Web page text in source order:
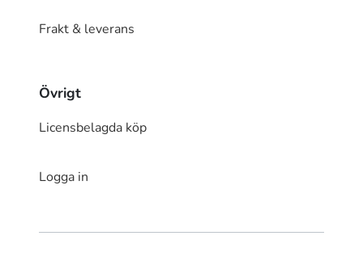
Frakt & leverans
Övrigt
Licensbelagda köp
Logga in